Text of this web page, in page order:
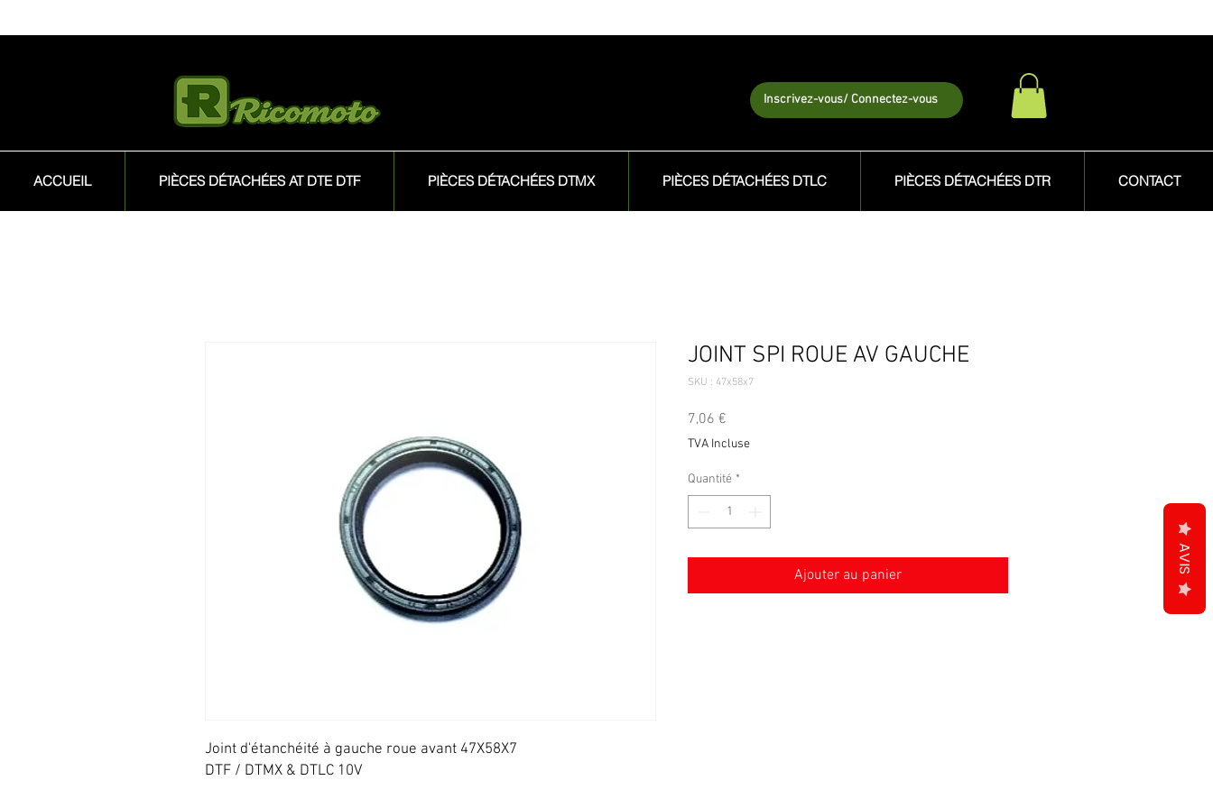
Inscrivez-vous/ Connectez-vous
ACCUEIL PIÈCES DÉTACHÉES AT DTE DTF PIÈCES DÉTACHÉES DTMX PIÈCES DÉTACHÉES DTLC PIÈCES DÉTACHÉES DTR CONTACT
Joint d'étanchéité à gauche roue avant 47X58X7
DTF / DTMX & DTLC 10V
JOINT SPI ROUE AV GAUCHE
SKU : 47x58x7
7,06 €
TVA Incluse
Quantité *
Ajouter au panier
AVIS